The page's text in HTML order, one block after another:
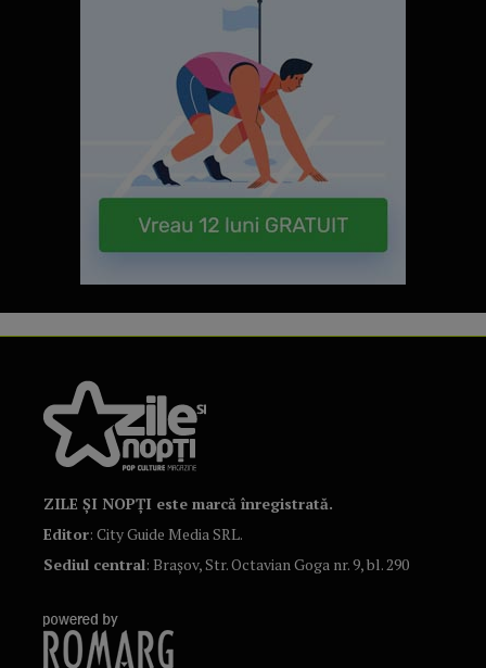
ZILE ȘI NOPȚI este marcă înregistrată.
Editor: City Guide Media SRL.
Sediul central: Brașov, Str. Octavian Goga nr. 9, bl. 290